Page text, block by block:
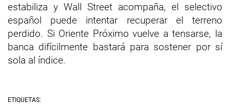
estabiliza y Wall Street acompaña, el selectivo
español puede intentar recuperar el terreno
perdido. Si Oriente Próximo vuelve a tensarse, la
banca difícilmente bastará para sostener por sí
sola al índice.
ETIQUETAS: